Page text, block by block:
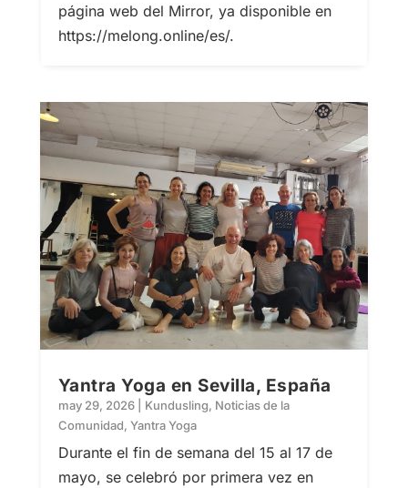
página web del Mirror, ya disponible en
https://melong.online/es/.
Yantra Yoga en Sevilla, España
may 29, 2026| Kundusling, Noticias de la
Comunidad, Yantra Yoga
Durante el fin de semana del 15 al 17 de
mayo, se celebró por primera vez en